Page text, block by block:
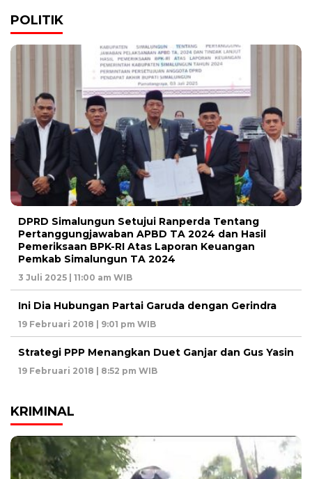
POLITIK
DPRD Simalungun Setujui Ranperda Tentang
Pertanggungjawaban APBD TA 2024 dan Hasil
Pemeriksaan BPK-RI Atas Laporan Keuangan
Pemkab Simalungun TA 2024
3 Juli 2025 | 11:00 am WIB
Ini Dia Hubungan Partai Garuda dengan Gerindra
19 Februari 2018 | 9:01 pm WIB
Strategi PPP Menangkan Duet Ganjar dan Gus Yasin
19 Februari 2018 | 8:52 pm WIB
KRIMINAL